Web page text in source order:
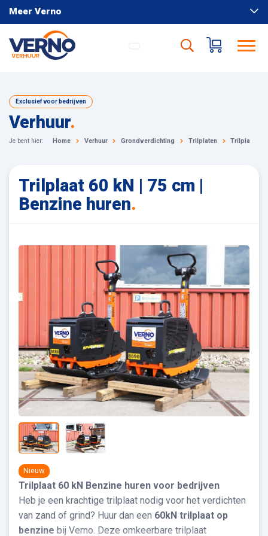
Meer Verno
Exclusief voor bedrijven
Verhuur.
Je bent hier: Home Verhuur Grondverdichting Trilplaten Trilplaat 60
Trilplaat 60 kN | 75 cm |
Benzine huren.
Nieuw
Trilplaat 60 kN Benzine huren voor bedrijven
Heb je een krachtige trilplaat nodig voor het verdichten
van zand of grind? Huur dan een 60kN trilplaat op
benzine bij Verno. Deze omkeerbare trilplaat